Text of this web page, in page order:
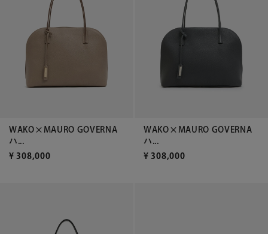
WAKO×MAURO GOVERNA
ハ...
¥ 308,000
WAKO×MAURO GOVERNA
ハ...
¥ 308,000